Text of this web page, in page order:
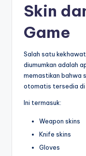
Skin
Game
Salah satu
diumumkan adalah
memastikan bahwa
otomatis tersedia di
Ini termasuk:
Weapon skins
Knife skins
Gloves